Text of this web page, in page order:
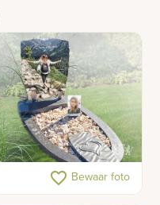
Gedenkteken voor een
tiener met schelpen en
favorite_border Bewaar foto